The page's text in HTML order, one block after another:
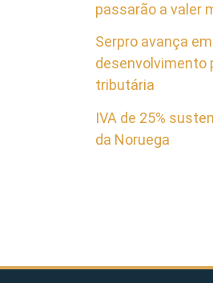
passarão a valer
Serpro avança
desenvolvimento
tributária
IVA de 25%
da Noruega